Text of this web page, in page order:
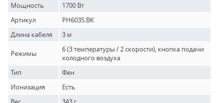
Мощность
1700 Вт
Артикул
PH6035.BK
Длина кабеля
3 м
Режимы
6 (3 температуры / 2 скорости), кнопка подачи
холодного воздуха
Тип
Фен
Ионизация
Есть